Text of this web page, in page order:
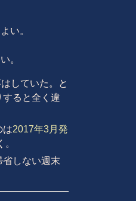
い。
。
していた。と
ると全く違
は2017年3月発
しない週末